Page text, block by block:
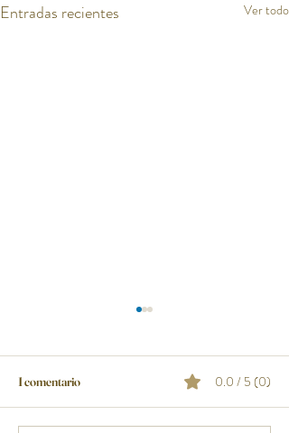
Entradas recientes Ver todo
1 comentario 0.0 / 5 (0)